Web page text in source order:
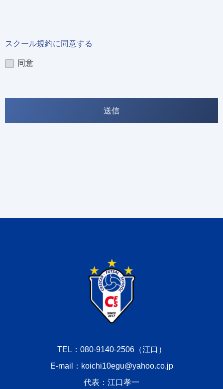
スクール規約に同意する
同意
TEL：080-9140-2506（江口）
E-mail：koichi10egu@yahoo.co.jp
代表：江口孝一